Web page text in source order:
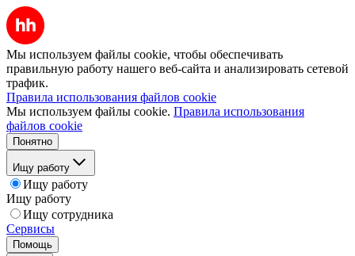
Мы используем файлы cookie, чтобы обеспечивать
правильную работу нашего веб-сайта и анализировать сетевой
трафик.
Правила использования файлов cookie
Мы используем файлы cookie. Правила использования
файлов cookie
Понятно
Ищу работу
Ищу работу
Ищу работу
Ищу сотрудника
Сервисы
Помощь